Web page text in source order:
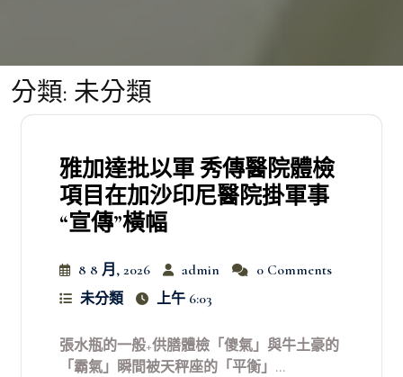
分類: 未分類
雅加達批以軍 秀傳醫院體檢
項目在加沙印尼醫院掛軍事
“宣傳”橫幅
8 8 月, 2026 admin
0 Comments
未分類
上午 6:03
張水瓶的一般+供膳體檢「傻氣」與牛土豪的
「霸氣」瞬間被天秤座的「平衡」...